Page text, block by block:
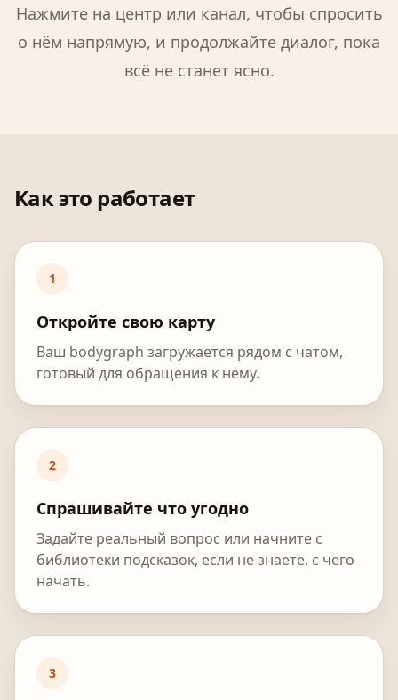
Нажмите на центр или канал, чтобы спросить
о нём напрямую, и продолжайте диалог, пока
всё не станет ясно.
Как это работает
1
Откройте свою карту
Ваш bodygraph загружается рядом с чатом,
готовый для обращения к нему.
2
Спрашивайте что угодно
Задайте реальный вопрос или начните с
библиотеки подсказок, если не знаете, с чего
начать.
3